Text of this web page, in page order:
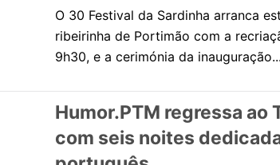
O 30 Festival da Sardinha arranca
ribeirinha de Portimão com a
9h30, e a cerimónia da inauguração...
Humor.PTM regressa ao
com seis noites